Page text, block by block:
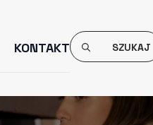
KONTAKT
Search
For: